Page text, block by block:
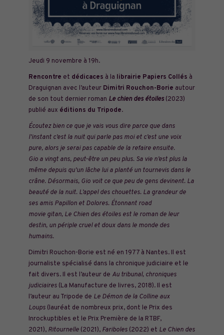
Jeudi 9 novembre à 19h.
Rencontre et dédicaces à la librairie Papiers Collés à
Draguignan avec l’auteur Dimitri Rouchon-Borie autour
de son tout dernier roman Le chien des étoiles(2023)
publié aux éditions du Tripode.
Écoutez bien ce que je vais vous dire parce que dans
l’instant c’est la nuit qui parle pas moi et c’est une voix
pure, alors je serai pas capable de la refaire ensuite.
Gio a vingt ans, peut-être un peu plus. Sa vie n’est plus la
même depuis qu’un lâche lui a planté un tournevis dans le
crâne. Désormais, Gio voit ce que peu de gens devinent. La
beauté de la nuit. L’appel des chouettes. La grandeur de
ses amis Papillon et Dolores. Étonnant road
movie gitan, Le Chien des étoiles est le roman de leur
destin, un périple cruel et doux dans le monde des
humains.
Dimitri Rouchon-Borie est né en 1977 à Nantes. Il est
journaliste spécialisé dans la chronique judiciaire et le
fait divers. Il est l’auteur de Au tribunal, chroniques
judiciaires(La Manufacture de livres, 2018). Il est
l’auteur au Tripode de Le Démon de la Colline aux
Loups(lauréat de nombreux prix, dont le Prix des
Inrockuptibles et le Prix Première de la RTBF,
2021), Ritournelle(2021), Fariboles(2022) et Le Chien des